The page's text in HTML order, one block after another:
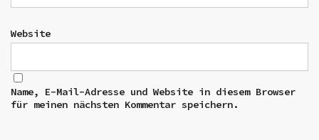
Website
Name, E-Mail-Adresse und Website in diesem Browser
für meinen nächsten Kommentar speichern.